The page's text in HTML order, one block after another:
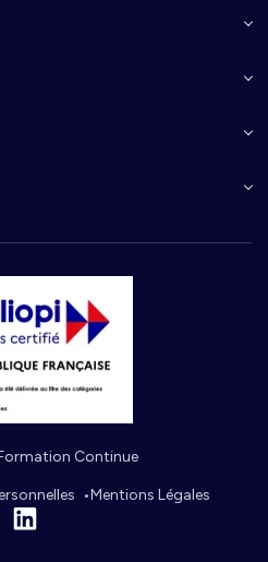
Continue
Mentions Légales
Linkedin